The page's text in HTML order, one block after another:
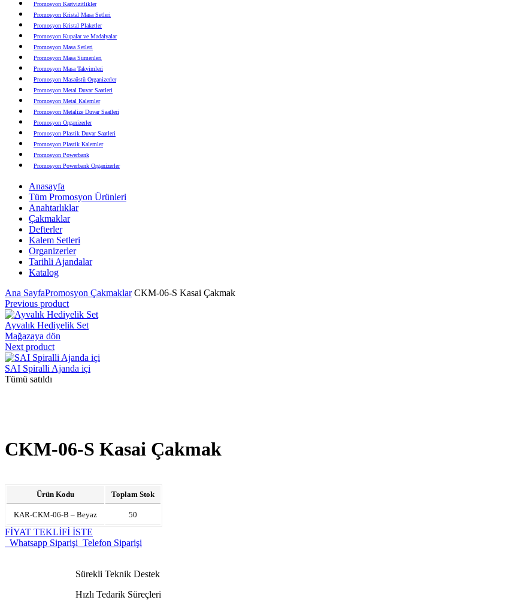
Promosyon Kartvizitlikler
Promosyon Kristal Masa Setleri
Promosyon Kristal Plaketler
Promosyon Kupalar ve Madalyalar
Promosyon Masa Setleri
Promosyon Masa Sümenleri
Promosyon Masa Takvimleri
Promosyon Masaüstü Organizerler
Promosyon Metal Duvar Saatleri
Promosyon Metal Kalemler
Promosyon Metalize Duvar Saatleri
Promosyon Organizerler
Promosyon Plastik Duvar Saatleri
Promosyon Plastik Kalemler
Promosyon Powerbank
Promosyon Powerbank Organizerler
Promosyon Şapka
Promosyon Sekreter Bloknotlar
Promosyon Seramik ve Porselen Ürünler
Promosyon Speakerlar
Promosyon Tarihli Ajandalar
Promosyon Teknoloji Ürünleri
Promosyon Telefon Standları
Promosyon Termoslar
Promosyon Tişörtler
Anasayfa
Tüm Promosyon Ürünleri
Anahtarlıklar
Çakmaklar
Defterler
Kalem Setleri
Organizerler
Tarihli Ajandalar
Katalog
Ana SayfaPromosyon ÇakmaklarCKM-06-S Kasai Çakmak
Previous product
Ayvalık Hediyelik Set
Mağazaya dön
Next product
SAI Spiralli Ajanda içi
Tümü satıldı
CKM-06-S Kasai Çakmak
Ürün Kodu Toplam Stok
KAR-CKM-06-B – Beyaz 50
FİYAT TEKLİFİ İSTE
Whatsapp Siparişi Telefon Siparişi
Sürekli Teknik Destek
Hızlı Tedarik Süreçleri